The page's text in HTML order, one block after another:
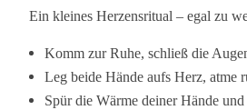
Ein kleines Herzensritual – egal zu
Komm zur Ruhe, schließ die
Leg beide Hände aufs Herz, atme
Spür die Wärme deiner Hände